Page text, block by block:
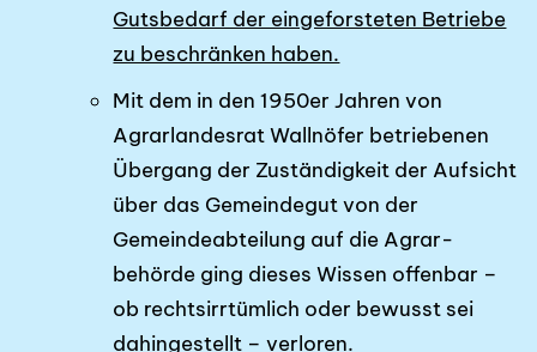
Gutsbedarf der eingeforsteten Betriebe
zu beschränken haben.
Mit dem in den 1950er Jahren von
Agrarlandesrat Wallnöfer betriebenen
Übergang der Zustän­digkeit der Aufsicht
über das Gemeindegut von der
Gemeindeabteilung auf die Agrar­
behörde ging dieses Wissen offenbar –
ob rechtsirrtümlich oder bewusst sei
dahin­gestellt – verloren.